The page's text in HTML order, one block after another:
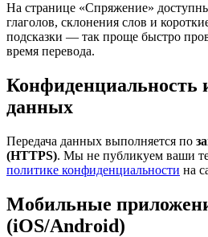
На странице «Спряжение»
глаголов, склонения слов и
подсказки — так проще быстро
время перевода.
Конфиденциальность
данных
Передача данных выполняется по
(HTTPS). Мы не публикуем ваши
политике конфиденциальности на
Мобильные
(iOS/Android)